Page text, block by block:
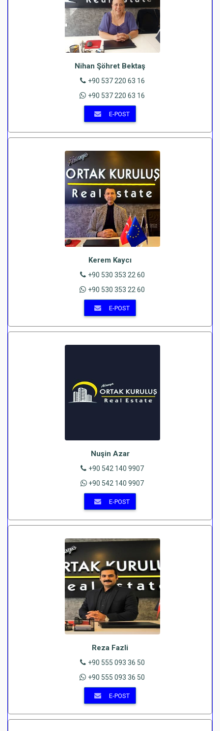
Nihan Şöhret Bektaş
+90 537 220 63 16
+90 537 220 63 16
E-POST
Kerem Kaycı
+90 530 353 22 60
+90 530 353 22 60
E-POST
Nuşin Azar
+90 542 140 9907
+90 542 140 9907
E-POST
Reza Fazli
+90 555 093 36 50
+90 555 093 36 50
E-POST